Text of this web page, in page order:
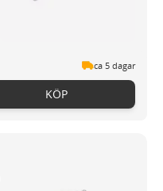
ca 5 dagar
KÖP